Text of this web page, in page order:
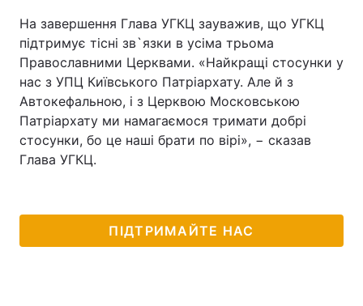
На завершення Глава УГКЦ зауважив, що УГКЦ
підтримує тісні зв`язки в усіма трьома
Православними Церквами. «Найкращі стосунки у
нас з УПЦ Київського Патріархату. Але й з
Автокефальною, і з Церквою Московською
Патріархату ми намагаємося тримати добрі
стосунки, бо це наші брати по вірі», − сказав
Глава УГКЦ.
ПІДТРИМАЙТЕ НАС